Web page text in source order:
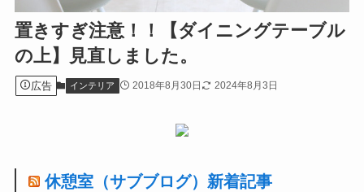
置きすぎ注意！！【ダイニングテーブル
の上】見直しました。
広告 インテリア 2018年8月30日 2024年8月3日
休憩室（サブブログ）新着記事